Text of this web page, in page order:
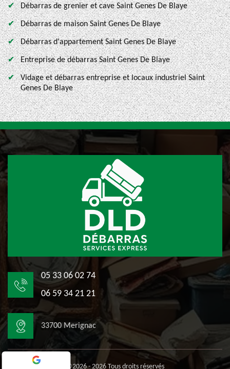
Débarras de grenier et cave Saint Genes De Blaye
Débarras de maison Saint Genes De Blaye
Débarras d'appartement Saint Genes De Blaye
Entreprise de débarras Saint Genes De Blaye
Vidage et débarras entreprise et locaux industriel Saint
Genes De Blaye
05 33 06 02 74
06 59 34 21 21
33700 Merignac
©2026 - 2026 Tous droits réservés